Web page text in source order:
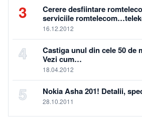
3
Cerere desfiintare
serviciile
16.12.2012
4
Castiga unul din cele 50 de
Vezi cum…
18.04.2012
5 Nokia Asha 201! Detalii,
28.10.2011